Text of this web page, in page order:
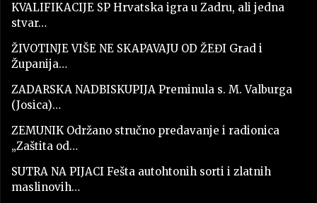
KVALIFIKACIJE SP Hrvatska igra u Zadru, ali jedna
stvar…
ŽIVOTINJE VIŠE NE SKAPAVAJU OD ŽEĐI Grad i
Županija…
ZADARSKA NADBISKUPIJA Preminula s. M. Valburga
(Josica)…
ZEMUNIK Održano stručno predavanje i radionica
„Zaštita od…
SUTRA NA PIJACI Fešta autohtonih sorti i zlatnih
maslinovih…